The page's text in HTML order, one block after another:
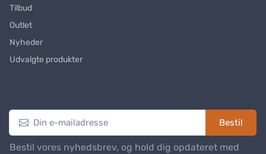
Tilbud
Outlet
Nyheder
Udvalgte produkter
Bestil
Bestil vores nyhedsbrev, og hold dig opdateret med